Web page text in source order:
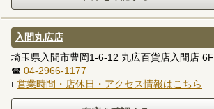
入間丸広店
埼玉県入間市豊岡1-6-12 丸広百貨店入間店 6F
☎ 04-2966-1177
ℹ 営業時間・店休日・アクセス情報はこちら